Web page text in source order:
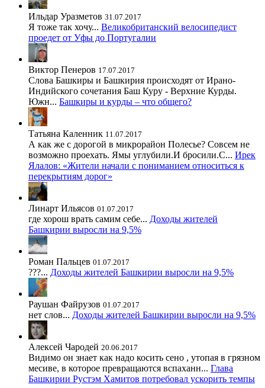
Ильдар Уразметов 31.07.2017
Я тоже так хочу... Великобританский велосипедист
проедет от Уфы до Португалии
Виктор Пенеров 17.07.2017
Слова Башкиры и Башкирия происходят от Ирано-
Индийского сочетания Баш Куру - Верхние Курды.
Южн... Башкиры и курды – что общего?
Татьяна Каленник 11.07.2017
А как же с дорогой в микрорайон Полесье? Совсем не
возможно проехать. Ямы углубили.И бросили.С... Ирек
Ялалов: «Жители начали с пониманием относиться к
перекрытиям дорог»
Линарт Ильясов 01.07.2017
где хорош врать самим себе... Доходы жителей
Башкирии выросли на 9,5%
Роман Пальцев 01.07.2017
???... Доходы жителей Башкирии выросли на 9,5%
Раушан Файрузов 01.07.2017
нет слов... Доходы жителей Башкирии выросли на 9,5%
Алексей Чародей 20.06.2017
Видимо он знает как надо косить сено , утопая в грязном
месиве, в которое превращаются вспаханн... Глава
Башкирии Рустэм Хамитов потребовал ускорить темпы